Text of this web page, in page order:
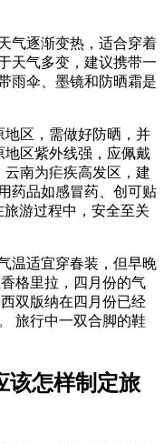
气逐渐变热，适合穿着
天气多变，建议携带一
雨伞、墨镜和防晒霜是
区，需做好防晒，并
地区紫外线强，应佩戴
南为疟疾高发区，建
药品如感冒药、创可贴
游过程中，安全至关
温适宜穿春装，但早晚
格里拉，四月份的气
双版纳在四月份已经
旅行中一双合脚的鞋
该怎样制定旅